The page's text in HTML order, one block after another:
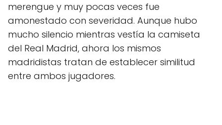
merengue y muy pocas veces fue
amonestado con severidad. Aunque hubo
mucho silencio mientras vestía la camiseta
del Real Madrid, ahora los mismos
madridistas tratan de establecer similitud
entre ambos jugadores.